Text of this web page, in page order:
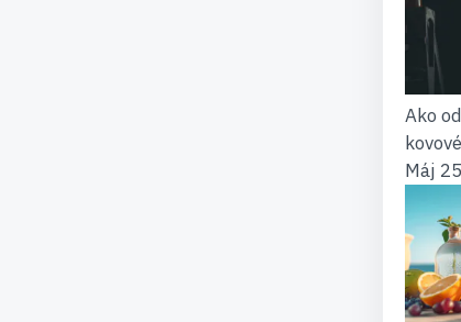
Ako
Máj